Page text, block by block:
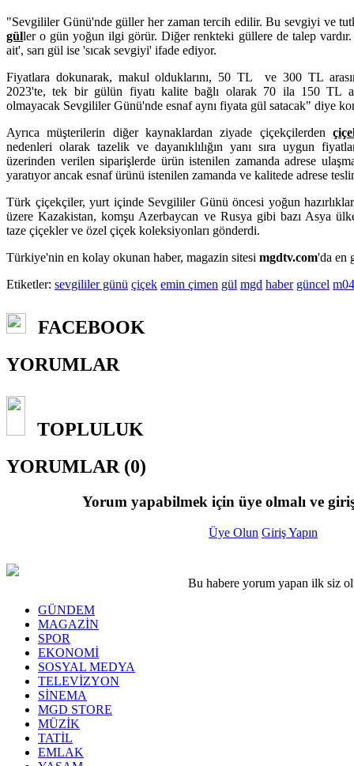
"Sevgililer Günü'nde güller her zaman tercih edilir. Bu sevgiyi ve
güller o gün yoğun ilgi görür. Diğer renkteki güllere de talep
ait', sarı gül ise 'sıcak sevgiyi' ifade ediyor.
Fiyatlara dokunarak, makul olduklarını, 50 TL ve 300 TL
2023'te, tek bir gülün fiyatı kalite bağlı olarak 70 ila 150 TL
olmayacak Sevgililer Günü'nde esnaf aynı fiyata gül satacak" diye
Ayrıca müşterilerin diğer kaynaklardan ziyade çiçekçilerden
nedenleri olarak tazelik ve dayanıklılığın yanı sıra uygun
üzerinden verilen siparişlerde ürün istenilen zamanda adrese
yaratıyor ancak esnaf ürünü istenilen zamanda ve kalitede adrese
Türk çiçekçiler, yurt içinde Sevgililer Günü öncesi yoğun
üzere Kazakistan, komşu Azerbaycan ve Rusya gibi bazı Asya
taze çiçekler ve özel çiçek koleksiyonları gönderdi.
Türkiye'nin en kolay okunan haber, magazin sitesi mgdtv.com'da en
Etiketler: sevgililer günü çiçek emin çimen gül mgd haber güncel
FACEBOOK
YORUMLAR
TOPLULUK
YORUMLAR (0)
Yorum yapabilmek için üye olmalı ve giriş
Üye Olun Giriş Yapın
Bu habere yorum yapan ilk siz
GÜNDEM
MAGAZİN
SPOR
EKONOMİ
SOSYAL MEDYA
TELEVİZYON
SİNEMA
MGD STORE
MÜZİK
TATİL
EMLAK